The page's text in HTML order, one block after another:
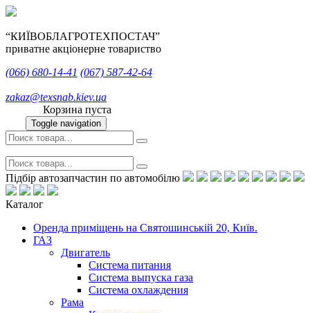
“КИЇВОБЛАГРОТЕХПОСТАЧ”
приватне акціонерне товариство
(066) 680-14-41 (067) 587-42-64
zakaz@texsnab.kiev.ua
Корзина пуста
Toggle navigation
Підбір автозапчастин по автомобілю
Каталог
Оренда приміщень на Святошинській 20, Київ.
ГАЗ
Двигатель
Система питания
Система выпуска газа
Система охлаждения
Рама